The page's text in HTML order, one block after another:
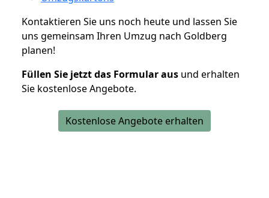
Kontaktieren Sie uns noch heute und lassen Sie
uns gemeinsam Ihren Umzug nach Goldberg
planen!
Füllen Sie jetzt das Formular aus und erhalten
Sie kostenlose Angebote.
Kostenlose Angebote erhalten